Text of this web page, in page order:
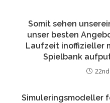
Somit sehen
unser besten
Laufzeit inoffizieller
Spielbank
Simuleringsmodeller